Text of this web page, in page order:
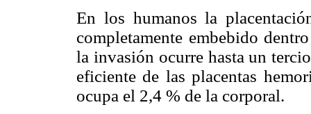
En los humanos la
completamente embebido
la invasión ocurre hasta un
eficiente de las placentas
ocupa el 2,4 % de la corporal.